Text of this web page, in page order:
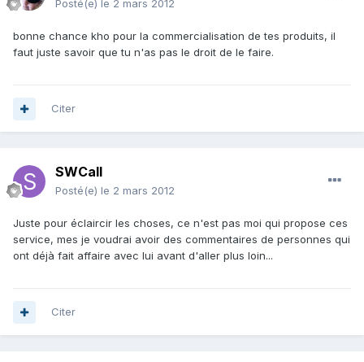
Posté(e) le 2 mars 2012
bonne chance kho pour la commercialisation de tes produits, il
faut juste savoir que tu n'as pas le droit de le faire.
Citer
SWCall
Posté(e) le 2 mars 2012
Juste pour éclaircir les choses, ce n'est pas moi qui propose ces
service, mes je voudrai avoir des commentaires de personnes qui
ont déjà fait affaire avec lui avant d'aller plus loin...
Citer